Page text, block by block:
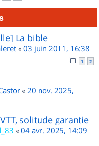
La bible
« 03 juin 2011, 16:38
1 2
« 20 nov. 2025,
solitude garantie
« 04 avr. 2025, 14:09